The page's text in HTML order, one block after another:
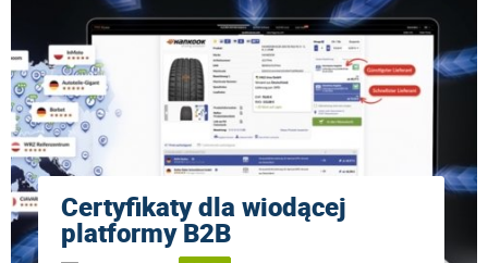
Certyfikaty dla wiodącej
platformy B2B